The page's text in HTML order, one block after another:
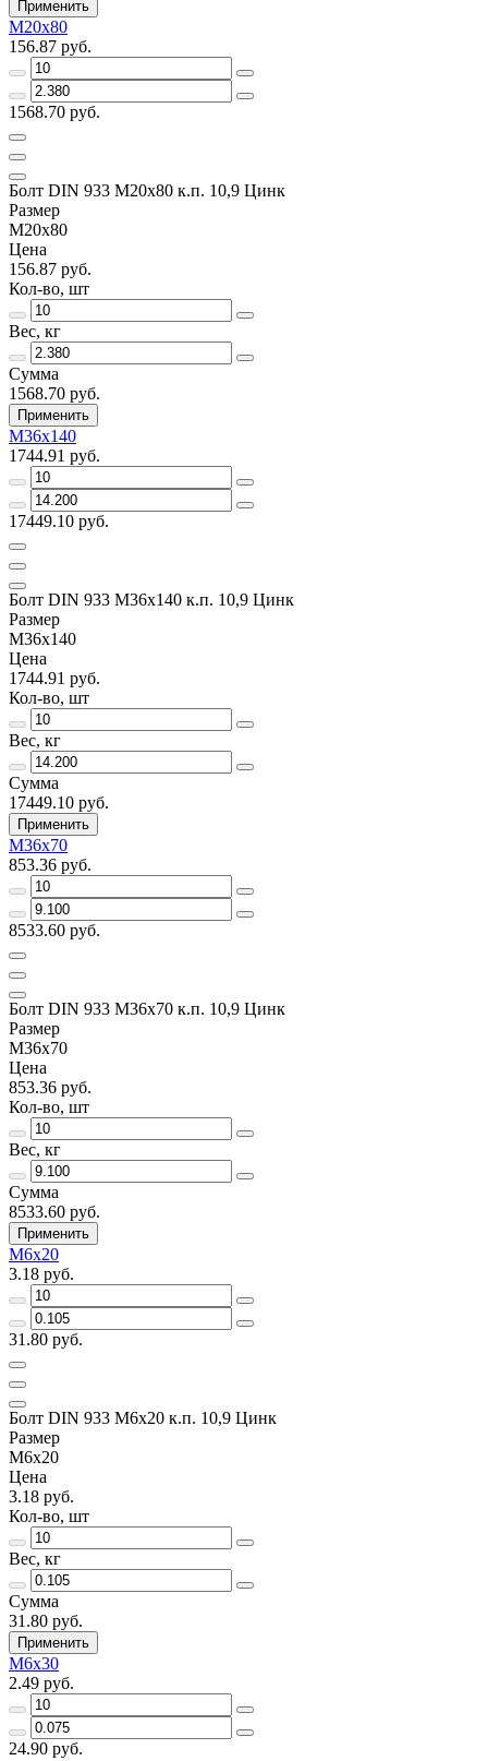
Применить
М20х80
156.87 руб.
1568.70 руб.
Болт DIN 933 М20х80 к.п. 10,9 Цинк
Размер
М20х80
Цена
156.87 руб.
Кол-во, шт
Вес, кг
Сумма
1568.70 руб.
Применить
М36х140
1744.91 руб.
17449.10 руб.
Болт DIN 933 М36х140 к.п. 10,9 Цинк
Размер
М36х140
Цена
1744.91 руб.
Кол-во, шт
Вес, кг
Сумма
17449.10 руб.
Применить
М36х70
853.36 руб.
8533.60 руб.
Болт DIN 933 М36х70 к.п. 10,9 Цинк
Размер
М36х70
Цена
853.36 руб.
Кол-во, шт
Вес, кг
Сумма
8533.60 руб.
Применить
М6х20
3.18 руб.
31.80 руб.
Болт DIN 933 М6х20 к.п. 10,9 Цинк
Размер
М6х20
Цена
3.18 руб.
Кол-во, шт
Вес, кг
Сумма
31.80 руб.
Применить
М6х30
2.49 руб.
24.90 руб.